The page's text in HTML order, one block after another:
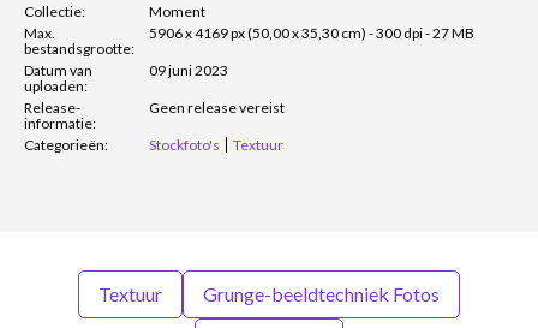
Collectie:
Moment
Max.
bestandsgrootte:
5906 x 4169 px (50,00 x 35,30 cm) - 300 dpi - 27 MB
Datum van
uploaden:
09 juni 2023
Release-
informatie:
Geen release vereist
Categorieën: Stockfoto's Textuur
Textuur Grunge-beeldtechniek Fotos